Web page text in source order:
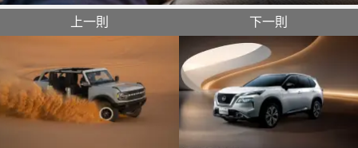
上一則 下一則